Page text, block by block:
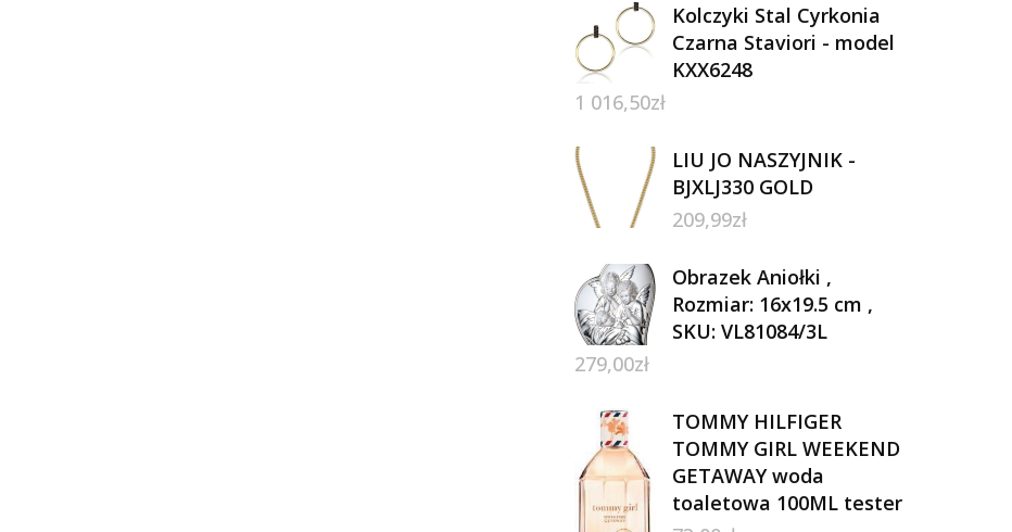
Kolczyki Stal Cyrkonia
Czarna Staviori - model
KXX6248
1 016,50zł
LIU JO NASZYJNIK -
BJXLJ330 GOLD
209,99zł
Obrazek Aniołki ,
Rozmiar: 16x19.5 cm ,
SKU: VL81084/3L
279,00zł
TOMMY HILFIGER
TOMMY GIRL WEEKEND
GETAWAY woda
toaletowa 100ML tester